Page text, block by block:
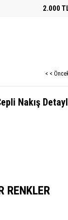
2.000 TL ve
< <
Nakış
RENKLER